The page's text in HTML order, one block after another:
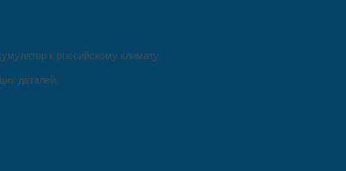
к российскому климату.
деталей.